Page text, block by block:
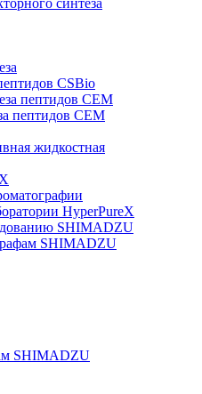
синтеза
CSBio
пептидов CEM
пептидов CEM
жидкостная
HyperPureX
SHIMADZU
SHIMADZU
SHIMADZU